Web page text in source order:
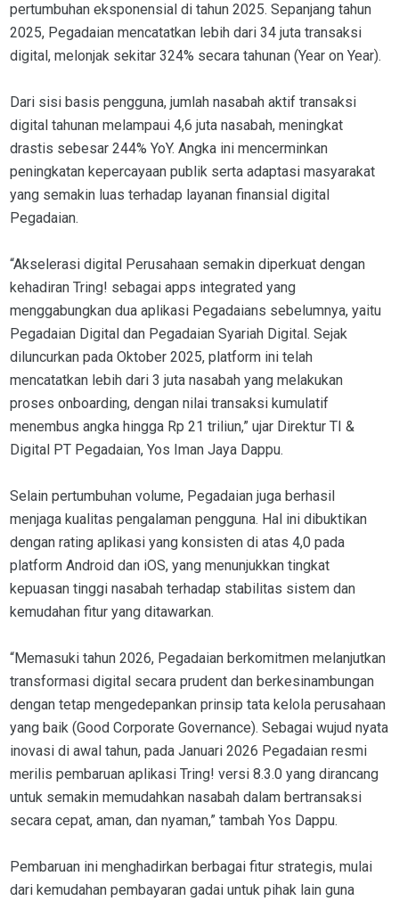
pertumbuhan eksponensial di tahun 2025. Sepanjang tahun
2025, Pegadaian mencatatkan lebih dari 34 juta transaksi
digital, melonjak sekitar 324% secara tahunan (Year on Year).
Dari sisi basis pengguna, jumlah nasabah aktif transaksi
digital tahunan melampaui 4,6 juta nasabah, meningkat
drastis sebesar 244% YoY. Angka ini mencerminkan
peningkatan kepercayaan publik serta adaptasi masyarakat
yang semakin luas terhadap layanan finansial digital
Pegadaian.
“Akselerasi digital Perusahaan semakin diperkuat dengan
kehadiran Tring! sebagai apps integrated yang
menggabungkan dua aplikasi Pegadaians sebelumnya, yaitu
Pegadaian Digital dan Pegadaian Syariah Digital. Sejak
diluncurkan pada Oktober 2025, platform ini telah
mencatatkan lebih dari 3 juta nasabah yang melakukan
proses onboarding, dengan nilai transaksi kumulatif
menembus angka hingga Rp 21 triliun,” ujar Direktur TI &
Digital PT Pegadaian, Yos Iman Jaya Dappu.
Selain pertumbuhan volume, Pegadaian juga berhasil
menjaga kualitas pengalaman pengguna. Hal ini dibuktikan
dengan rating aplikasi yang konsisten di atas 4,0 pada
platform Android dan iOS, yang menunjukkan tingkat
kepuasan tinggi nasabah terhadap stabilitas sistem dan
kemudahan fitur yang ditawarkan.
“Memasuki tahun 2026, Pegadaian berkomitmen melanjutkan
transformasi digital secara prudent dan berkesinambungan
dengan tetap mengedepankan prinsip tata kelola perusahaan
yang baik (Good Corporate Governance). Sebagai wujud nyata
inovasi di awal tahun, pada Januari 2026 Pegadaian resmi
merilis pembaruan aplikasi Tring! versi 8.3.0 yang dirancang
untuk semakin memudahkan nasabah dalam bertransaksi
secara cepat, aman, dan nyaman,” tambah Yos Dappu.
Pembaruan ini menghadirkan berbagai fitur strategis, mulai
dari kemudahan pembayaran gadai untuk pihak lain guna